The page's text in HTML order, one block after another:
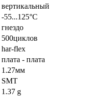
вертикальный
-55...125°C
гнездо
500циклов
har-flex
плата - плата
1.27мм
SMT
1.37 g